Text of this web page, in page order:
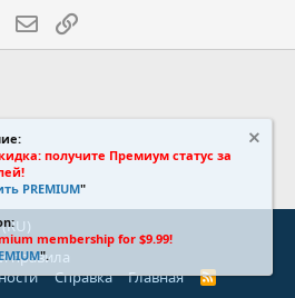
WhatsAppЭлектронная почта
правила
Справка Главная
R
получите Премиум статус за
PREMIUM"
membership for $9.99!
".